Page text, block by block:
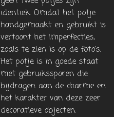
identiek. Omdat het potje
handgemaakt en gebruikt is
vertoont het imperfecties,
zoals te zien is op de foto's.
Het potje is in goede staat
met gebruikssporen die
bijdragen aan de charme en
het karakter van deze zeer
decoratieve objecten.